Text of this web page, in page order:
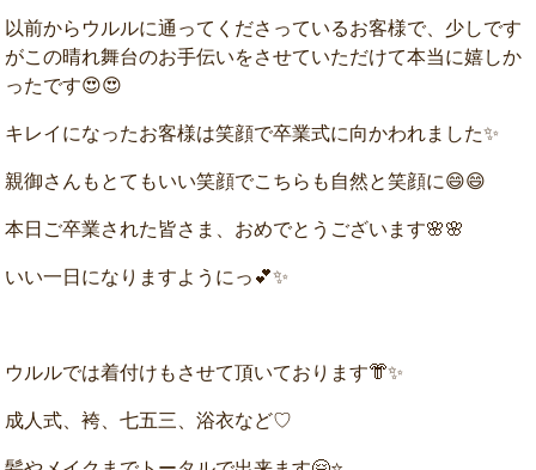
以前からウルルに通ってくださっているお客様で、少しです
がこの晴れ舞台のお手伝いをさせていただけて本当に嬉しか
ったです😍😍
キレイになったお客様は笑顔で卒業式に向かわれました✨
親御さんもとてもいい笑顔でこちらも自然と笑顔に😄😄
本日ご卒業された皆さま、おめでとうございます🌸🌸
いい一日になりますようにっ💕✨
ウルルでは着付けもさせて頂いております👘✨
成人式、袴、七五三、浴衣など♡